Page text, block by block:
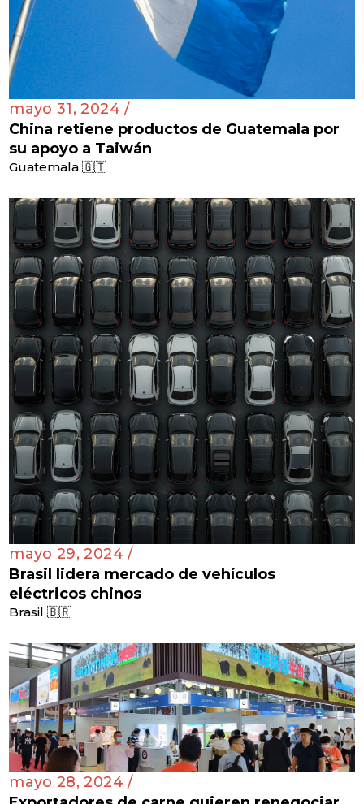
mayo 31, 2024 /
China retiene productos de Guatemala por
su apoyo a Taiwán
Guatemala 🇬🇹
mayo 29, 2024 /
Brasil lidera mercado de vehículos
eléctricos chinos
Brasil 🇧🇷
mayo 28, 2024 /